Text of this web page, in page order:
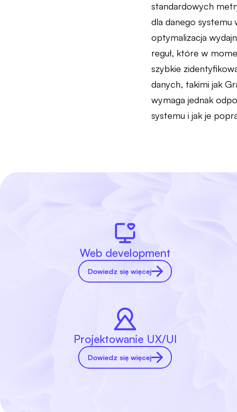
standardowych
dla danego systemu
optymalizacja
reguł, które w
szybkie
danych, takimi jak
wymaga jednak
systemu i jak je
Web development
Dowiedz się więcej
Projektowanie UX/UI
Dowiedz się więcej